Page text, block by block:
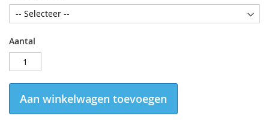
Aantal
Aan winkelwagen toevoegen